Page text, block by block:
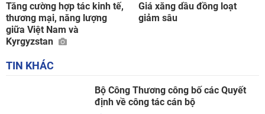
Tăng cường hợp tác kinh tế,
thương mại, năng lượng
giữa Việt Nam và
Kyrgyzstan
Giá xăng dầu đồng loạt
giảm sâu
TIN KHÁC
Bộ Công Thương công bố các Quyết
định về công tác cán bộ